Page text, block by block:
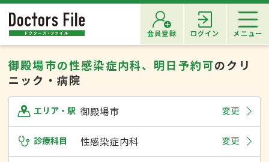
会員登録 ログイン メニュー
御殿場市の性感染症内科、明日予約可のクリ
ニック・病院
エリア・駅 御殿場市 変更
診療科目 性感染症内科 変更